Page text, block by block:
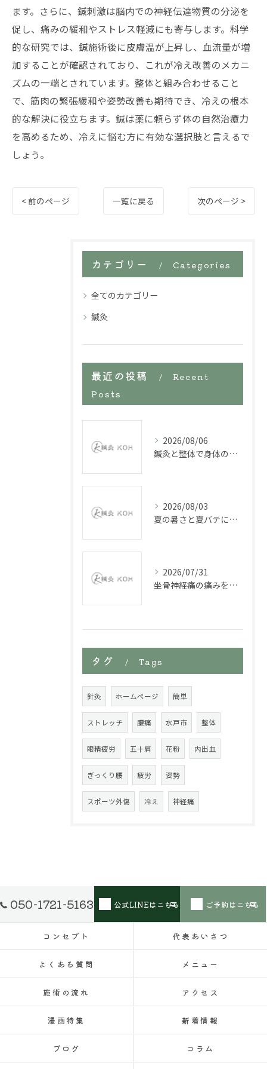
ます。さらに、鍼刺激は脳内での神経伝達物質の分泌を
促し、痛みの緩和やストレス軽減にも寄与します。科学
的な研究では、鍼施術後に皮膚温が上昇し、血流量が増
加することが確認されており、これが冷え改善のメカニ
ズムの一端とされています。整体と組み合わせること
で、筋肉の緊張緩和や姿勢改善も期待でき、冷えの根本
的な解決に役立ちます。鍼は薬に頼らず体の自然治癒力
を高めるため、冷えに悩む方に有効な選択肢と言えるで
しょう。
< 前のページ 一覧に戻る 次のページ >
カテゴリー Categories
全てのカテゴリー
鍼灸
最近の投稿
Recent
Posts
2026/08/06
鍼灸と整体で身体の不調を改善していく
2026/08/03
夏の暑さと夏バテに鍼施術
2026/07/31
坐骨神経痛の痛みを緩和する鍼施術
タグ Tags
針灸 ホームページ 簡単
ストレッチ 腰痛 水戸市 整体
眼精疲労 五十肩 花粉 内出血
ぎっくり腰 疲労 姿勢
スポーツ外傷 冷え 神経痛
050-1721-5163 公式LINEはこちら ご予約はこちら
コンセプト 代表あいさつ
よくある質問 メニュー
施術の流れ アクセス
漫画特集 新着情報
ブログ コラム